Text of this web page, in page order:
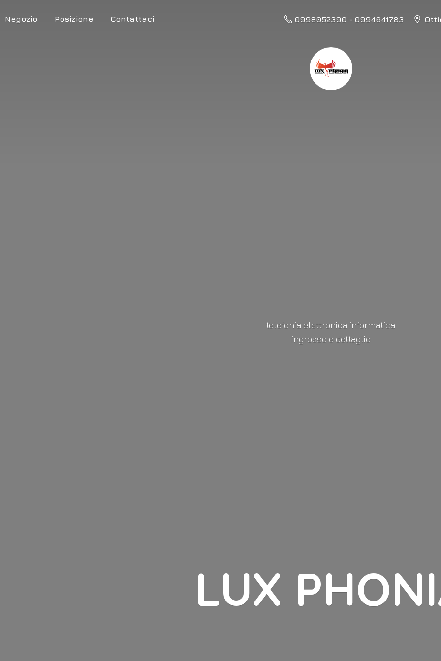
Negozio Posizione Contattaci 0998052390 - 0994641783
LUX
telefonia elettronica informatica
ingrosso e dettaglio